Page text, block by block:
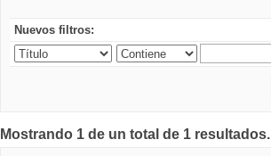
Nuevos filtros:
Mostrando 1 de un total de 1 resultados.